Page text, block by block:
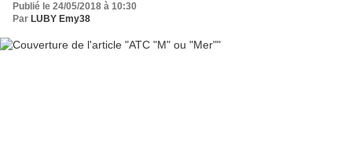
Publié le 24/05/2018 à 10:30
Par LUBY Emy38